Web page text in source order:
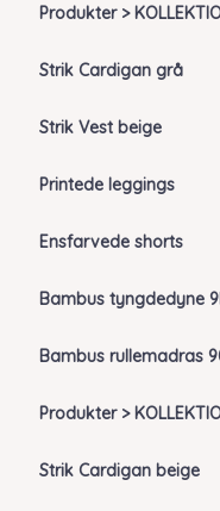
Produkter >
Strik Cardigan grå
Strik Vest beige
Printede leggings
Ensfarvede shorts
Bambus tyngdedyne
Bambus rullemadras
Produkter >
Strik Cardigan beige